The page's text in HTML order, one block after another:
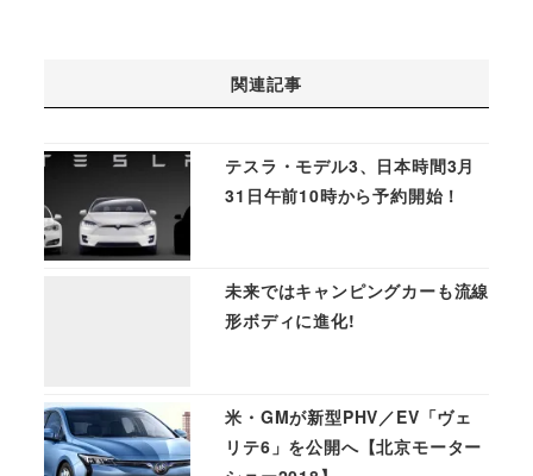
関連記事
テスラ・モデル3、日本時間3月
31日午前10時から予約開始！
未来ではキャンピングカーも流線
形ボディに進化!
米・GMが新型PHV／EV「ヴェ
リテ6」を公開へ【北京モーター